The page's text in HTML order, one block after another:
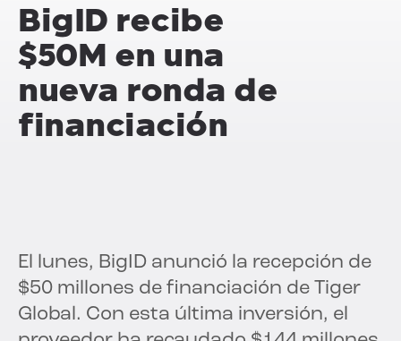
BigID recibe
$50M en una
nueva ronda de
financiación
El lunes, BigID anunció la recepción de
$50 millones de financiación de Tiger
Global. Con esta última inversión, el